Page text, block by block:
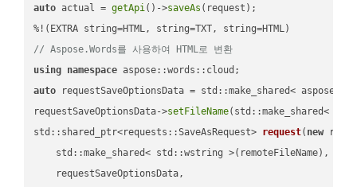
auto actual = getApi()->saveAs (request);
// Aspose.Words를 사용하여 HTML로 변환
using namespace
auto requestSaveOptionsData = std::make_shared<
requestSaveOptionsData->setFileName(std::make_shared<
std::shared_ptr<requests::SaveAsRequest> request( new
    std::make_shared< std::wstring >(remoteFileName),
    requestSaveOptionsData,